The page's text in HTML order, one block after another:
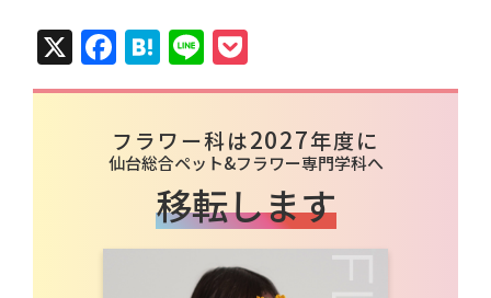
X Facebook
Hatena
Line
フラワー科は2027年度に
仙台総合ペット&フラワー専門学科へ
移転します